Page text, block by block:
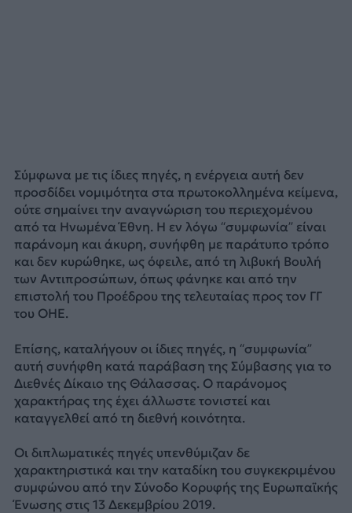
Σύμφωνα με τις ίδιες πηγές, η ενέργεια αυτή δεν
προσδίδει νομιμότητα στα πρωτοκολλημένα κείμενα,
ούτε σημαίνει την αναγνώριση του περιεχομένου
από τα Ηνωμένα Έθνη. Η εν λόγω “συμφωνία” είναι
παράνομη και άκυρη, συνήφθη με παράτυπο τρόπο
και δεν κυρώθηκε, ως όφειλε, από τη λιβυκή Βουλή
των Αντιπροσώπων, όπως φάνηκε και από την
επιστολή του Προέδρου της τελευταίας προς τον ΓΓ
του ΟΗΕ.
Επίσης, καταλήγουν οι ίδιες πηγές, η “συμφωνία”
αυτή συνήφθη κατά παράβαση της Σύμβασης για το
Διεθνές Δίκαιο της Θάλασσας. Ο παράνομος
χαρακτήρας της έχει άλλωστε τονιστεί και
καταγγελθεί από τη διεθνή κοινότητα.
Οι διπλωματικές πηγές υπενθύμιζαν δε
χαρακτηριστικά και την καταδίκη του συγκεκριμένου
συμφώνου από την Σύνοδο Κορυφής της Ευρωπαϊκής
Ένωσης στις 13 Δεκεμβρίου 2019.